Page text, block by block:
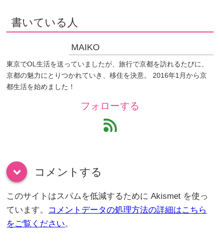
書いている人
MAIKO
東京でOL生活を送っていましたが、旅行で京都を訪れるたびに、
京都の魅力にとりつかれていき、移住を決意。 2016年1月から京
都生活を始めました！
フォローする
feed
down コメントする
このサイトはスパムを低減するために Akismet を使っ
ています。 コメントデータの処理方法の詳細はこちら
をご覧ください。